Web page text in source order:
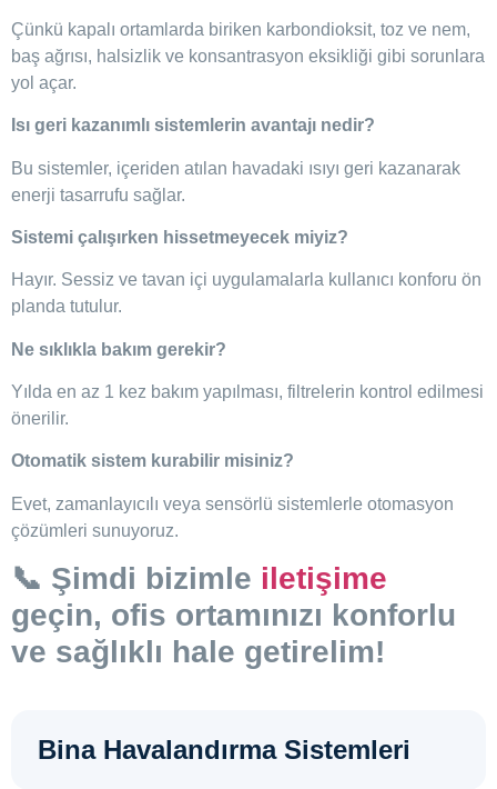
Bina Havalandırma Sistemleri
Çünkü kapalı ortamlarda biriken karbondioksit, toz ve nem,
baş ağrısı, halsizlik ve konsantrasyon eksikliği gibi sorunlara
yol açar.
Isı geri kazanımlı sistemlerin avantajı nedir?
Bu sistemler, içeriden atılan havadaki ısıyı geri kazanarak
enerji tasarrufu sağlar.
Sistemi çalışırken hissetmeyecek miyiz?
Hayır. Sessiz ve tavan içi uygulamalarla kullanıcı konforu ön
planda tutulur.
Ne sıklıkla bakım gerekir?
Yılda en az 1 kez bakım yapılması, filtrelerin kontrol edilmesi
önerilir.
Otomatik sistem kurabilir misiniz?
Evet, zamanlayıcılı veya sensörlü sistemlerle otomasyon
çözümleri sunuyoruz.
📞 Şimdi bizimle iletişime
geçin, ofis ortamınızı konforlu
ve sağlıklı hale getirelim!